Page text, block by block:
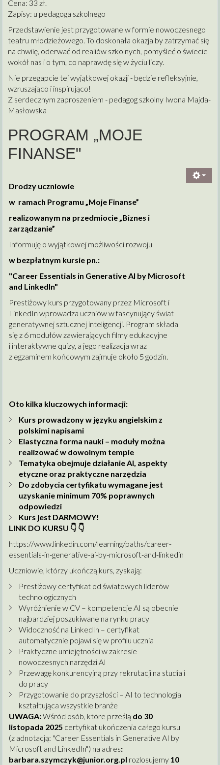
Cena: 33 zł.
Zapisy: u pedagoga szkolnego
Przedstawienie jest przygotowane w formie nowoczesnego
teatru młodzieżowego. To doskonała okazja by zatrzymać się
na chwilę, oderwać od realiów szkolnych, pomyśleć o świecie
wokół nas i o tym, co naprawdę się w życiu liczy.
Nie przegapcie tej wyjątkowej okazji - będzie refleksyjnie,
wzruszająco i inspirująco!
Z serdecznym zaproszeniem - pedagog szkolny Iwona Majda-
Masłowska
PROGRAM „MOJE
FINANSE"
Drodzy uczniowie
w ramach Programu „Moje Finanse”
realizowanym na przedmiocie „Biznes i
zarządzanie”
Informuję o wyjątkowej możliwości rozwoju
w bezpłatnym kursie pn.:
"Career Essentials in Generative AI by Microsoft
and LinkedIn"
Prestiżowy kurs przygotowany przez Microsoft i
LinkedIn wprowadza uczniów w fascynujący świat
generatywnej sztucznej inteligencji. Program składa
się z 6 modułów zawierających filmy edukacyjne
i interaktywne quizy, a jego realizacja wraz
z egzaminem końcowym zajmuje około 5 godzin.
Oto kilka kluczowych informacji:
Kurs prowadzony w języku angielskim z
polskimi napisami
Elastyczna forma nauki – moduły można
realizować w dowolnym tempie
Tematyka obejmuje działanie AI, aspekty
etyczne oraz praktyczne narzędzia
Do zdobycia certyfikatu wymagane jest
uzyskanie minimum 70% poprawnych
odpowiedzi
Kurs jest DARMOWY!
LINK DO KURSU 👇 👇
https://www.linkedin.com/learning/paths/career-
essentials-in-generative-ai-by-microsoft-and-linkedin
Uczniowie, którzy ukończą kurs, zyskają:
Prestiżowy certyfikat od światowych liderów
technologicznych
Wyróżnienie w CV – kompetencje AI są obecnie
najbardziej poszukiwane na rynku pracy
Widoczność na LinkedIn – certyfikat
automatycznie pojawi się w profilu ucznia
Praktyczne umiejętności w zakresie
nowoczesnych narzędzi AI
Przewagę konkurencyjną przy rekrutacji na studia i
do pracy
Przygotowanie do przyszłości – AI to technologia
kształtująca wszystkie branże
UWAGA:Wśród osób, które prześlą do 30
listopada 2025 certyfikat ukończenia całego kursu
(z adnotacją: "Career Essentials in Generative AI by
Microsoft and LinkedIn") na adres:
barbara.szymczyk@junior.org.pl rozlosujemy 10